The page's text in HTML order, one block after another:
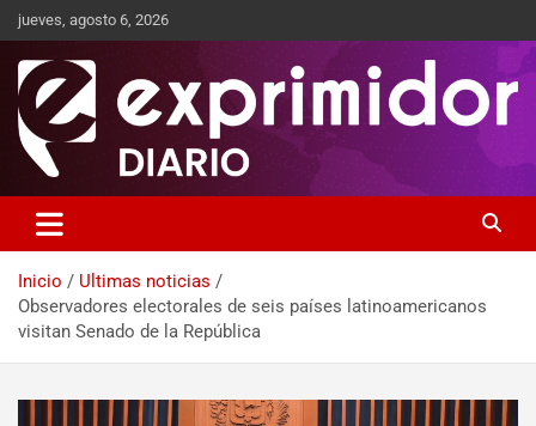
jueves, agosto 6, 2026
Exprimidor media
Inicio
Ultimas noticias
Observadores electorales de seis países latinoamericanos
visitan Senado de la República